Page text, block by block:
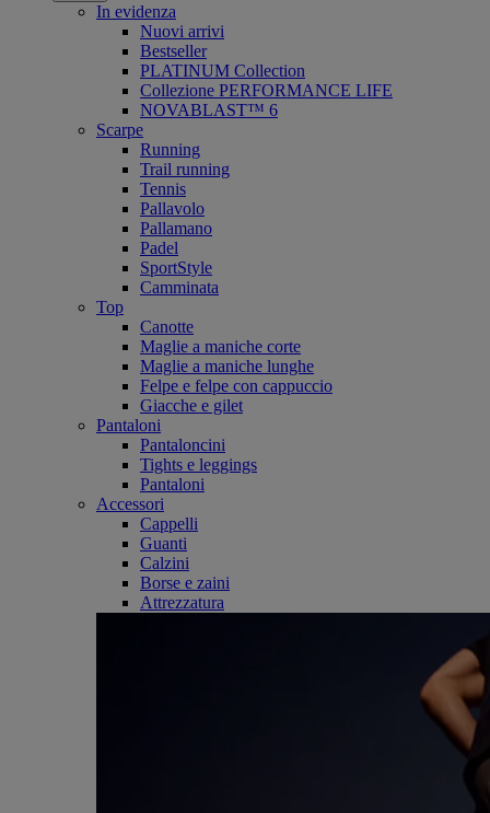
In evidenza
Nuovi arrivi
Bestseller
PLATINUM Collection
Collezione PERFORMANCE LIFE
NOVABLAST™ 6
Scarpe
Running
Trail running
Tennis
Pallavolo
Pallamano
Padel
SportStyle
Camminata
Top
Canotte
Maglie a maniche corte
Maglie a maniche lunghe
Felpe e felpe con cappuccio
Giacche e gilet
Pantaloni
Pantaloncini
Tights e leggings
Pantaloni
Accessori
Cappelli
Guanti
Calzini
Borse e zaini
Attrezzatura